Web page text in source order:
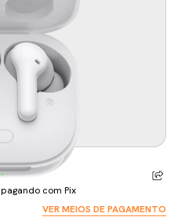
pagando com Pix
VER MEIOS DE PAGAMENTO